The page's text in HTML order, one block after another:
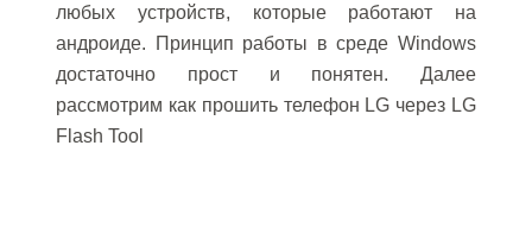
любых устройств, которые работают на
андроиде. Принцип работы в среде Windows
достаточно прост и понятен. Далее
рассмотрим как прошить телефон LG через LG
Flash Tool